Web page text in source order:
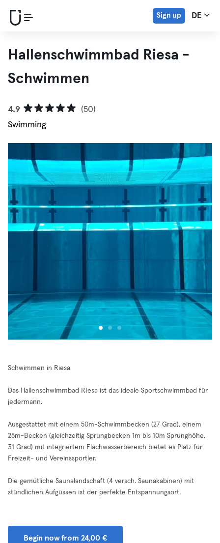
Sign up DE
Hallenschwimmbad Riesa -
Schwimmen
4.9
(50)
Swimming
Schwimmen in Riesa
Das Hallenschwimmbad RIesa ist das ideale Sportschwimmbad für
jedermann.
Ausgestattet mit einem 50m-Schwimmbecken (27 Grad), einem
25m-Becken (gleichzeitig Sprungbecken 1m bis 10m Sprunghöhe,
31 Grad) mit integriertem Flachwasserbereich bietet es Platz für
Freizeit- und Vereinssportler.
Die gemütliche Saunalandschaft (4 versch. Saunakabinen) mit
stündlichen Aufgüssen ist der perfekte Entspannungsort.
Begin now from 24,00 €